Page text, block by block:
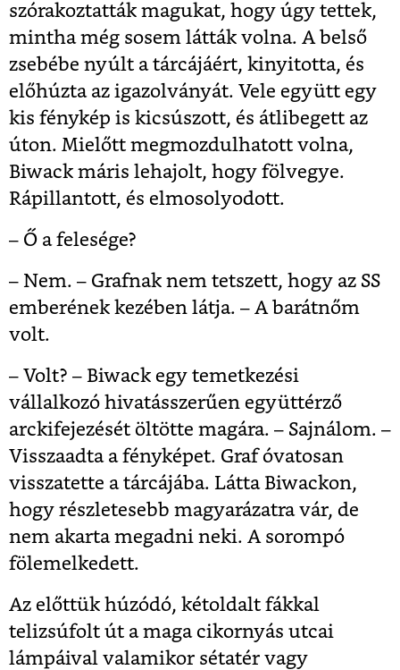
szórakoztatták magukat, hogy úgy tettek,
mintha még sosem látták volna. A belső
zsebébe nyúlt a tárcájáért, kinyitotta, és
előhúzta az igazolványát. Vele együtt egy
kis fénykép is kicsúszott, és átlibegett az
úton. Mielőtt megmozdulhatott volna,
Biwack máris lehajolt, hogy fölvegye.
Rápillantott, és elmosolyodott.
– Ő a felesége?
– Nem. – Grafnak nem tetszett, hogy az SS
emberének kezében látja. – A barátnőm
volt.
– Volt? – Biwack egy temetkezési
vállalkozó hivatásszerűen együttérző
arckifejezését öltötte magára. – Sajnálom. –
Visszaadta a fényképet. Graf óvatosan
visszatette a tárcájába. Látta Biwackon,
hogy részletesebb magyarázatra vár, de
nem akarta megadni neki. A sorompó
fölemelkedett.
Az előttük húzódó, kétoldalt fákkal
telizsúfolt út a maga cikornyás utcai
lámpáival valamikor sétatér vagy